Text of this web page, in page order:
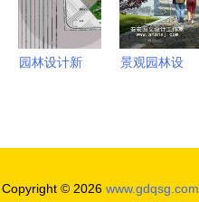
园林设计新
与魏氏室内
景观园林设
Copyright © 2026 www.gdqsg.com